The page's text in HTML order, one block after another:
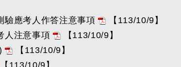
驗應考人作答注意事項
【113/10/9】
人注意事項
【113/10/9】
)
【113/10/9】
【113/10/9】